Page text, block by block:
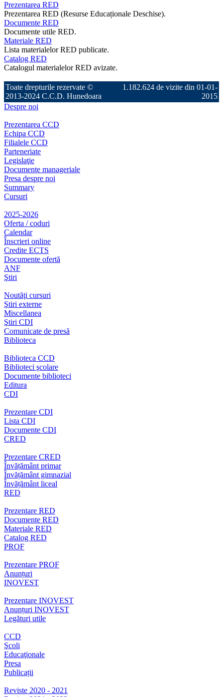
Prezentarea RED
Prezentarea RED (Resurse Educaționale Deschise).
Documente RED
Documente utile RED.
Materiale RED
Lista materialelor RED publicate.
Catalog RED
Catalogul materialelor RED avizate.
Toate drepturile rezervate ©
2013-2024 C.C.D. Hunedoara
1.182.624 de vizite din 01-01-
2015
Despre noi
Prezentarea CCD
Echipa CCD
Filialele CCD
Parteneriate
Legislaţie
Documente manageriale
Presa despre noi
Summary
Cursuri
2025-2026
Oferta / coduri
Calendar
Înscrieri online
Credite ECTS
Documente ofertă
ANF
Ştiri
Noutăţi cursuri
Ştiri externe
Miscellanea
Ştiri CDI
Comunicate de presă
Biblioteca
Biblioteca CCD
Biblioteci şcolare
Documente biblioteci
Editura
CDI
Prezentare CDI
Lista CDI
Documente CDI
CRED
Prezentare CRED
Învățământ primar
Învățământ gimnazial
Învățământ liceal
RED
Prezentare RED
Documente RED
Materiale RED
Catalog RED
PROF
Prezentare PROF
Anunțuri
INOVEST
Prezentare INOVEST
Anunțuri INOVEST
Legături utile
CCD
Şcoli
Educaţionale
Presa
Publicații
Reviste 2020 - 2021